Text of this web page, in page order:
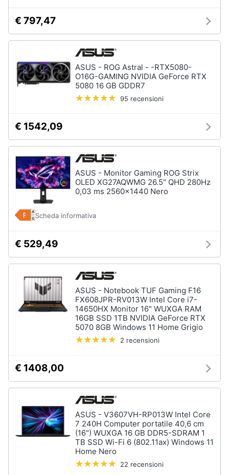
dvd
e
ricorrenze
Servizi
Assistenza
clienti
Esci
€ 797,47
ASUS - ROG Astral - -RTX5080-
O16G-GAMING NVIDIA GeForce RTX
5080 16 GB GDDR7
95 recensioni
€ 1542,09
ASUS - Monitor Gaming ROG Strix
OLED XG27AQWMG 26.5" QHD 280Hz
0,03 ms 2560x1440 Nero
Scheda informativa
€ 529,49
ASUS - Notebook TUF Gaming F16
FX608JPR-RV013W Intel Core i7-
14650HX Monitor 16" WUXGA RAM
16GB SSD 1TB NVIDIA GeForce RTX
5070 8GB Windows 11 Home Grigio
2 recensioni
€ 1408,00
ASUS - V3607VH-RP013W Intel Core
7 240H Computer portatile 40,6 cm
(16") WUXGA 16 GB DDR5-SDRAM 1
TB SSD Wi-Fi 6 (802.11ax) Windows 11
Home Nero
22 recensioni